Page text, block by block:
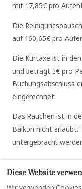
mit 17,85€ pro
Die
auf 160,65€ pro
Die Kurtaxe ist in
und beträgt 3€ pro
Buchungsabschluss
eingerechnet.
Das Rauchen ist in
Balkon nicht erlaubt.
untergebracht
Diese Website
Wir verwenden